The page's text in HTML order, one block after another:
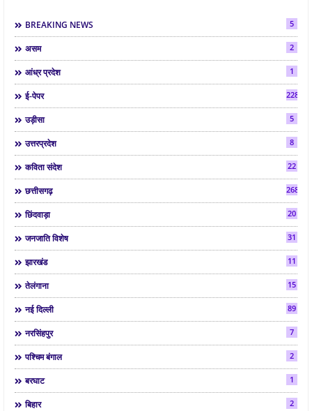
BREAKING NEWS 5
असम 2
आंध्र प्रदेश 1
ई-पेपर 2288
उड़ीसा 5
उत्तरप्रदेश 8
कविता संदेश 22
छत्तीसगढ़ 268
छिंदवाड़ा 20
जनजाति विशेष 31
झारखंड 11
तेलंगाना 15
नई दिल्ली 89
नरसिंहपुर 7
पश्चिम बंगाल 2
बरघाट 1
बिहार 2